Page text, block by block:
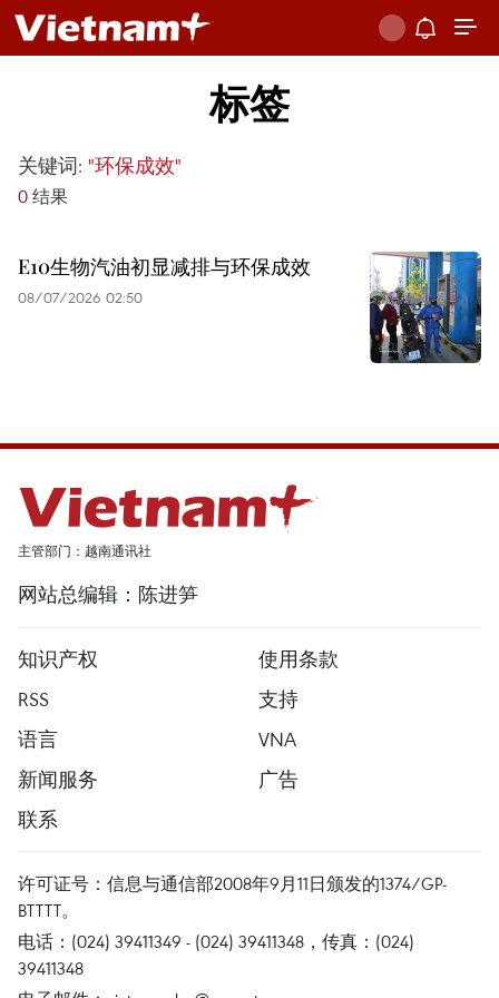
标签
关键词: "环保成效"
0 结果
E10生物汽油初显减排与环保成效
08/07/2026 02:50
主管部门：越南通讯社
网站总编辑：陈进笋
知识产权
使用条款
RSS
支持
语言
VNA
新闻服务
广告
联系
许可证号：信息与通信部2008年9月11日颁发的1374/GP-
BTTTT。
电话：(024) 39411349 - (024) 39411348，传真：(024)
39411348